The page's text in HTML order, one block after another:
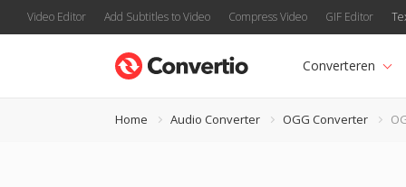
Video Editor Add Subtitles to Video Compress Video GIF Editor
Converteren
Home Audio Converter OGG Converter